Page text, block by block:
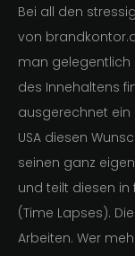
Bei all den
von
man gelegentlich
des Innehaltens
ausgerechnet ein
USA diesen
seinen ganz
und teilt diesen
(Time Lapses).
Arbeiten. Wer